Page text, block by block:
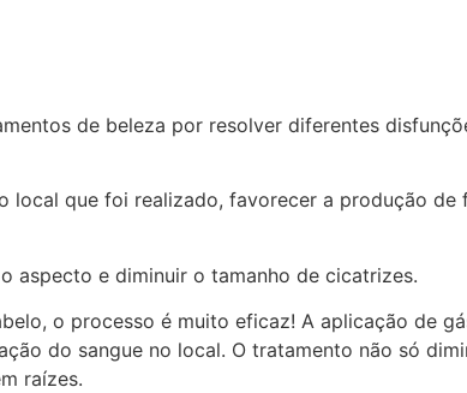
de beleza por resolver diferentes
que foi realizado, favorecer a produção de
aspecto e diminuir o tamanho de cicatrizes.
o processo é muito eficaz! A aplicação de
do sangue no local. O tratamento não só
raízes.